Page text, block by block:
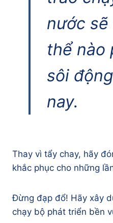
nước sẽ
thể nào
sôi
nay.
Thay vì tẩy chay, hãy
khắc phục cho những
Đừng đạp đổ! Hãy xây
chạy bộ phát triển bền